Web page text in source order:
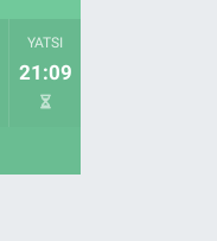
YATSI
21:09